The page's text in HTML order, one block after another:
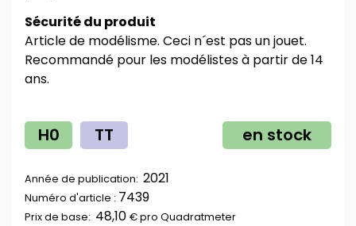
Sécurité du produit
Article de modélisme. Ceci n´est pas un jouet.
Recommandé pour les modélistes à partir de 14
ans.
H0 TT en stock
Année de publication: 2021
Numéro d'article : 7439
Prix ​​de base: 48,10 € pro Quadratmeter